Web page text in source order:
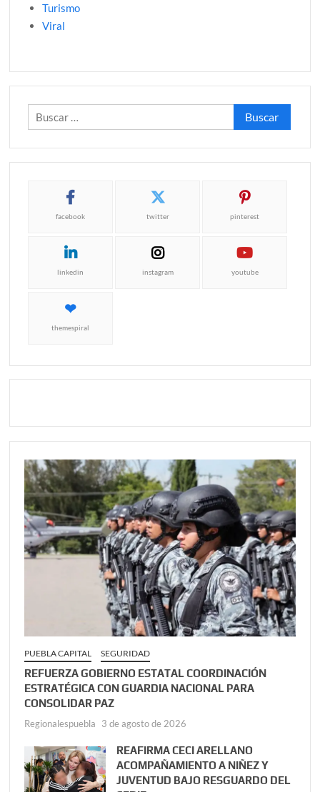
Turismo
Viral
Buscar:
facebook twitter pinterest
linkedin instagram youtube
themespiral
PUEBLA CAPITAL SEGURIDAD
REFUERZA GOBIERNO ESTATAL COORDINACIÓN
ESTRATÉGICA CON GUARDIA NACIONAL PARA
CONSOLIDAR PAZ
Regionalespuebla 3 de agosto de 2026
REAFIRMA CECI ARELLANO
ACOMPAÑAMIENTO A NIÑEZ Y
JUVENTUD BAJO RESGUARDO DEL